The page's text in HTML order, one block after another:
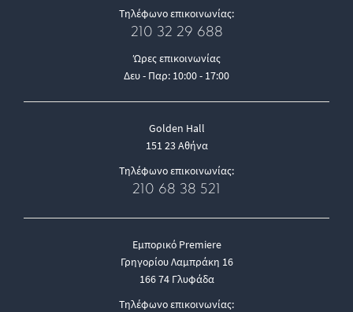
Τηλέφωνο επικοινωνίας:
210 32 29 688
Ώρες επικοινωνίας
Δευ - Παρ: 10:00 - 17:00
Golden Hall
151 23 Αθήνα
Τηλέφωνο επικοινωνίας:
210 68 38 521
Εμπορικό Premiere
Γρηγορίου Λαμπράκη 16
166 74 Γλυφάδα
Τηλέφωνο επικοινωνίας: